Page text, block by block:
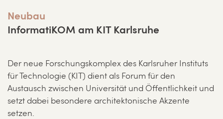
Neubau
InformatiKOM am KIT Karlsruhe
Der neue Forschungskomplex des Karlsruher Instituts
für Technologie (KIT) dient als Forum für den
Austausch zwischen Universität und Öffentlichkeit und
setzt dabei besondere architektonische Akzente
setzen.